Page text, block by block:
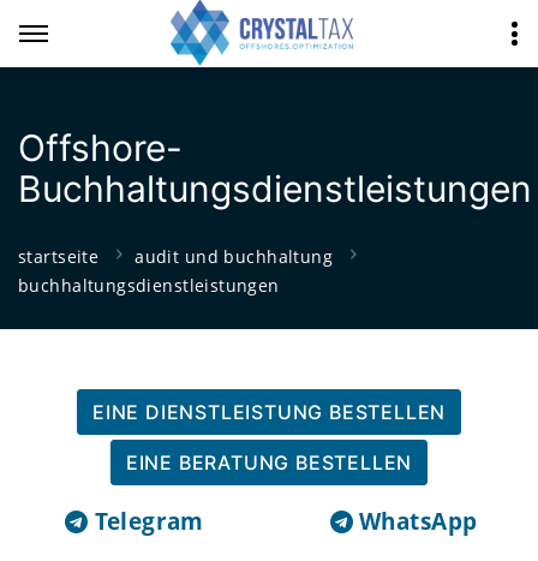
Offshore-
Buchhaltungsdienstleistungen
startseite
audit und buchhaltung
buchhaltungsdienstleistungen
EINE DIENSTLEISTUNG BESTELLEN
EINE BERATUNG BESTELLEN
Telegram WhatsApp